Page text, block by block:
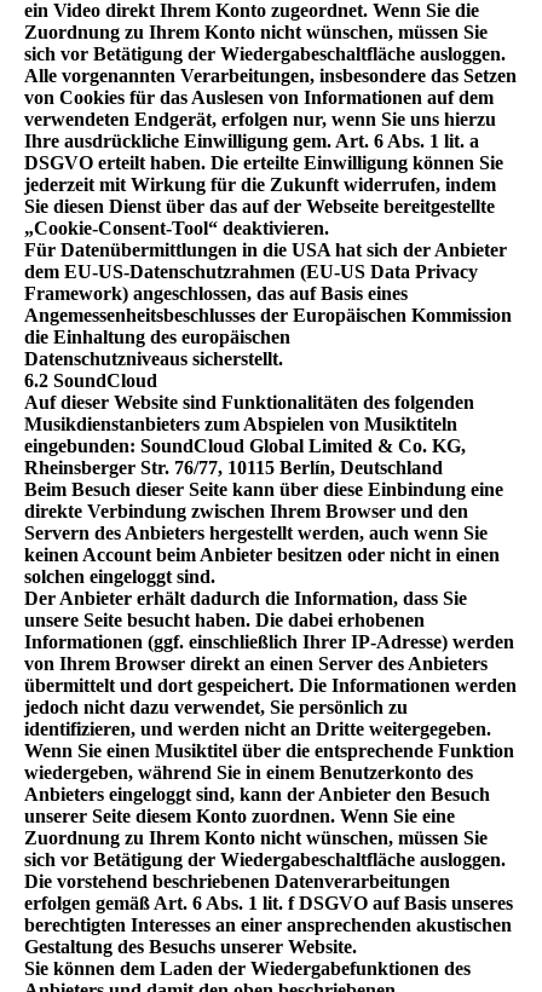
ein Video direkt Ihrem Konto zugeordnet. Wenn Sie die
Zuordnung zu Ihrem Konto nicht wünschen, müssen Sie
sich vor Betätigung der Wiedergabeschaltfläche ausloggen.
Alle vorgenannten Verarbeitungen, insbesondere das Setzen
von Cookies für das Auslesen von Informationen auf dem
verwendeten Endgerät, erfolgen nur, wenn Sie uns hierzu
Ihre ausdrückliche Einwilligung gem. Art. 6 Abs. 1 lit. a
DSGVO erteilt haben. Die erteilte Einwilligung können Sie
jederzeit mit Wirkung für die Zukunft widerrufen, indem
Sie diesen Dienst über das auf der Webseite bereitgestellte
„Cookie-Consent-Tool“ deaktivieren.
Für Datenübermittlungen in die USA hat sich der Anbieter
dem EU-US-Datenschutzrahmen (EU-US Data Privacy
Framework) angeschlossen, das auf Basis eines
Angemessenheitsbeschlusses der Europäischen Kommission
die Einhaltung des europäischen
Datenschutzniveaus sicherstellt.
6.2 SoundCloud
Auf dieser Website sind Funktionalitäten des folgenden
Musikdienstanbieters zum Abspielen von Musiktiteln
eingebunden: SoundCloud Global Limited & Co. KG,
Rheinsberger Str. 76/77, 10115 Berlín, Deutschland
Beim Besuch dieser Seite kann über diese Einbindung eine
direkte Verbindung zwischen Ihrem Browser und den
Servern des Anbieters hergestellt werden, auch wenn Sie
keinen Account beim Anbieter besitzen oder nicht in einen
solchen eingeloggt sind.
Der Anbieter erhält dadurch die Information, dass Sie
unsere Seite besucht haben. Die dabei erhobenen
Informationen (ggf. einschließlich Ihrer IP-Adresse) werden
von Ihrem Browser direkt an einen Server des Anbieters
übermittelt und dort gespeichert. Die Informationen werden
jedoch nicht dazu verwendet, Sie persönlich zu
identifizieren, und werden nicht an Dritte weitergegeben.
Wenn Sie einen Musiktitel über die entsprechende Funktion
wiedergeben, während Sie in einem Benutzerkonto des
Anbieters eingeloggt sind, kann der Anbieter den Besuch
unserer Seite diesem Konto zuordnen. Wenn Sie eine
Zuordnung zu Ihrem Konto nicht wünschen, müssen Sie
sich vor Betätigung der Wiedergabeschaltfläche ausloggen.
Die vorstehend beschriebenen Datenverarbeitungen
erfolgen gemäß Art. 6 Abs. 1 lit. f DSGVO auf Basis unseres
berechtigten Interesses an einer ansprechenden akustischen
Gestaltung des Besuchs unserer Website.
Sie können dem Laden der Wiedergabefunktionen des